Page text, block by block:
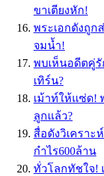
ขาเตียงหัก!
พระเอกดังถูก
จมน้ำ!
พบเห็นอดีตคู่รั
เทิร์น?
เม้าท์ให้แซ่ด!
ลูกแล้ว?
สื่อดังวิเคราะ
กำไร600ล้าน
ทั่วโลกทัชใจ!